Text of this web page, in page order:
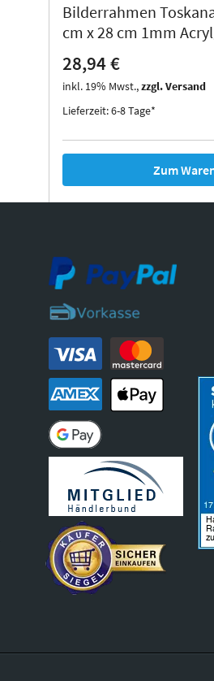
Thurgau
Thurgau
*Canvas*
Kunststoff
Ohio
Bilderrahmen
cm x 28 cm 1mm
28,94 €
inkl. 19% Mwst.,zzgl. Versand
Lieferzeit: 6-8 Tage*
Zum